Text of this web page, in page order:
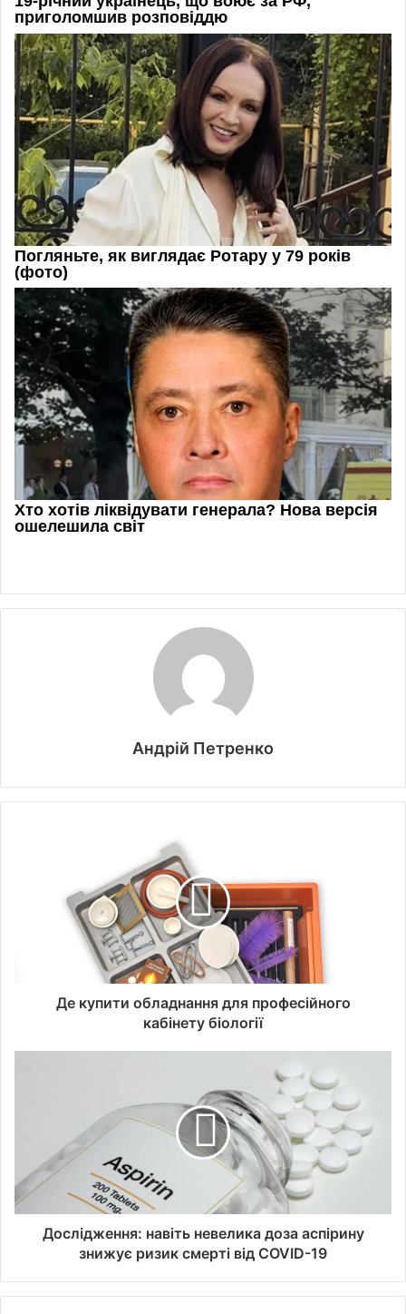
Андрій Петренко
Де купити обладнання для професійного
кабінету біології
Дослідження: навіть невелика доза аспірину
знижує ризик смерті від COVID-19